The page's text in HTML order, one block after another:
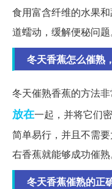
食用富含纤维的水果
道蠕动，缓解便秘问题
冬天香蕉怎么催熟
冬天催熟香蕉的方法
放在一起，并将它们
简单易行，并且不需
右香蕉就能够成功催熟
冬天香蕉催熟的正